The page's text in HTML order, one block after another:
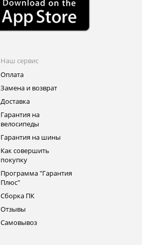
Наш сервис
Оплата
Замена и возврат
Доставка
Гарантия на
велосипеды
Гарантия на шины
Как совершить
покупку
Программа "Гарантия
Плюс"
Сборка ПК
Отзывы
Самовывоз